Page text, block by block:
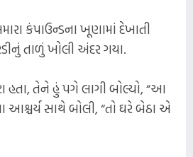
કંપાઉન્ડના ખૂણામાં દેખાતી
તાળું ખોલી અંદર ગયા.
તેને હું પગે લાગી બોલ્યો, “આ
આશ્ચર્ય સાથે બોલી, “તો ઘરે બેઠા એ